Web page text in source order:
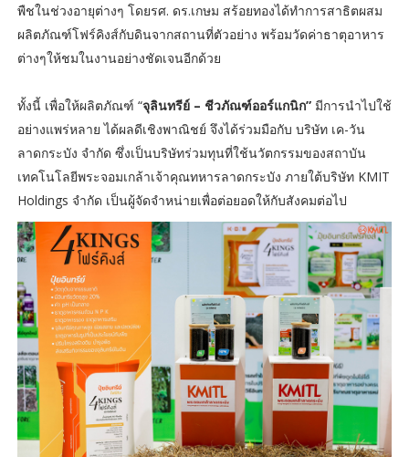
พืชในช่วงอายุต่างๆ โดยรศ. ดร.เกษม สร้อยทองได้ทำการสาธิตผสม
ผลิตภัณฑ์โฟร์คิงส์กับดินจากสถานที่ตัวอย่าง พร้อมวัดค่าธาตุอาหาร
ต่างๆให้ชมในงานอย่างชัดเจนอีกด้วย
ทั้งนี้ เพื่อให้ผลิตภัณฑ์ “จุลินทรีย์ – ชีวภัณฑ์ออร์แกนิก”มีการนำไปใช้
อย่างแพร่หลาย ได้ผลดีเชิงพาณิชย์ จึงได้ร่วมมือกับ บริษัท เค-วัน
ลาดกระบัง จำกัด ซึ่งเป็นบริษัทร่วมทุนที่ใช้นวัตกรรมของสถาบัน
เทคโนโลยีพระจอมเกล้าเจ้าคุณทหารลาดกระบัง ภายใต้บริษัท KMIT
Holdings จำกัด เป็นผู้จัดจำหน่ายเพื่อต่อยอดให้กับสังคมต่อไป